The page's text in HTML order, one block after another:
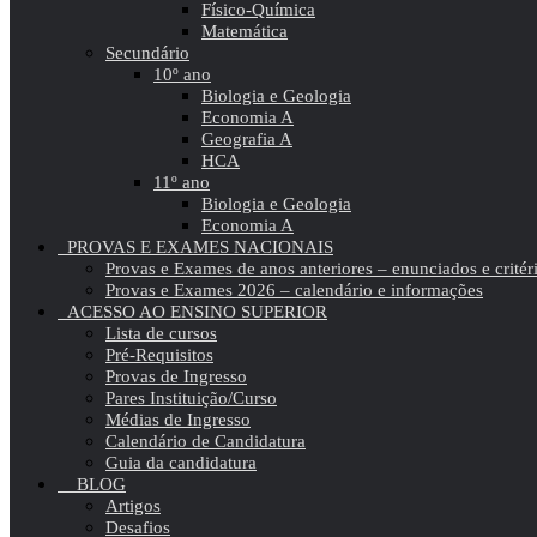
Físico-Química
Matemática
Secundário
10º ano
Biologia e Geologia
Economia A
Geografia A
HCA
11º ano
Biologia e Geologia
Economia A
PROVAS E EXAMES NACIONAIS
Provas e Exames de anos anteriores – enunciados e
Provas e Exames 2026 – calendário e informações
ACESSO AO ENSINO SUPERIOR
Lista de cursos
Pré-Requisitos
Provas de Ingresso
Pares Instituição/Curso
Médias de Ingresso
Calendário de Candidatura
Guia da candidatura
BLOG
Artigos
Desafios